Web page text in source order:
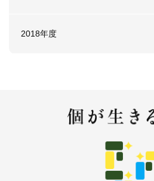
2018年度